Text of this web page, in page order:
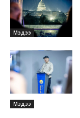
Мэдээ
Мэдээ